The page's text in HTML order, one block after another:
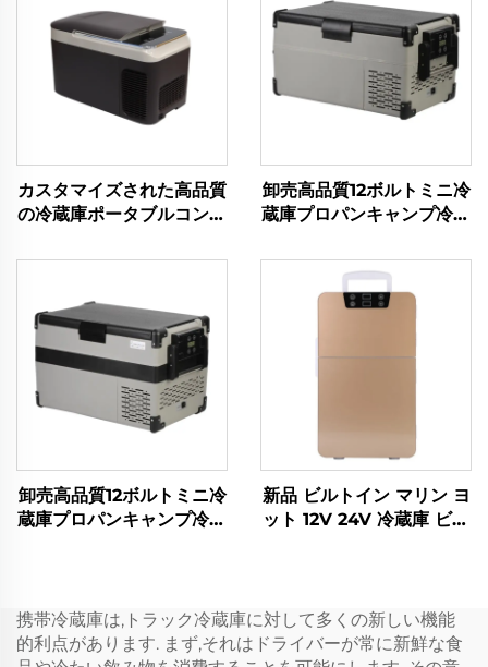
カスタマイズされた高品質
の冷蔵庫ポータブルコンプ
車12V車用冷蔵庫冷凍庫
凍庫28L
卸売高品質12ボルトミニ冷
蔵庫プロパンキャンプ冷蔵
冷蔵庫冷凍庫ポータブル
卸売高品質12ボルトミニ冷
蔵庫プロパンキャンプ冷蔵
新品 ビルトイン マリン ヨ
ット 12V 24V 冷蔵庫 ビル
庫
携帯冷蔵庫は,トラック冷蔵庫に対して多くの新しい機能
的利点があります. まず,それはドライバーが常に新鮮な食